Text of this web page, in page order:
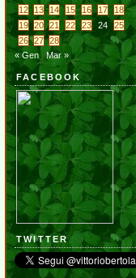
12
13 14 15 16 17
18
19
20 21 22 23 24
25
26
27
28
« Gen
Mar »
FACEBOOK
TWITTER